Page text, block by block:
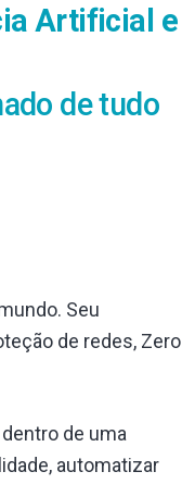
Artificial e
de tudo
Seu
de redes, Zero
de uma
automatizar